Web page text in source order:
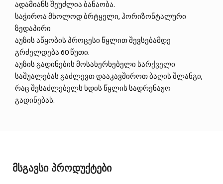
ადამიანს შეუძლია ბანაობა.
საჭიროა მხოლოდ ბრტყელი, ჰორიზონტალური
ზედაპირი
აუზის აწყობის პროცესი წყლით შევსებამდე
გრძელდება 60 წუთი.
აუზის გადინების მოსახერხებელი სარქველი
საშუალებას გაძლევთ დააკავშიროთ ბაღის შლანგი,
რაც შესაძლებელს ხდის წყლის სადრენაჟო
გადინებას.
მსგავსი პროდუქტები